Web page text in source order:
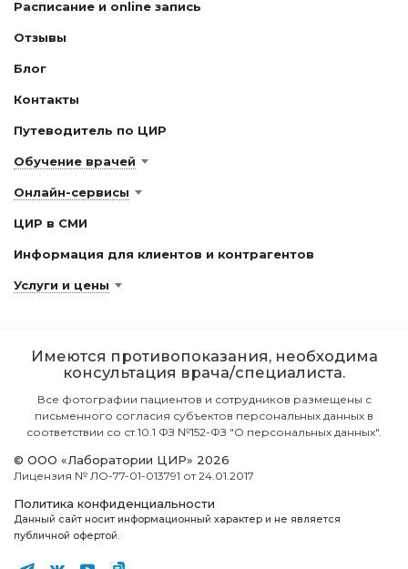
Расписание и online запись
Отзывы
Блог
Контакты
Путеводитель по ЦИР
Обучение врачей
Онлайн-сервисы
ЦИР в СМИ
Информация для клиентов и контрагентов
Услуги и цены
Имеются противопоказания, необходима
консультация врача/специалиста.
Все фотографии пациентов и сотрудников размещены с
письменного согласия субъектов персональных данных в
соответствии со ст.10.1 ФЗ №152-ФЗ "О персональных данных".
© ООО «Лаборатории ЦИР» 2026
Лицензия № ЛО-77-01-013791 от 24.01.2017
Политика конфиденциальности
Данный сайт носит информационный характер и не является
публичной офертой.